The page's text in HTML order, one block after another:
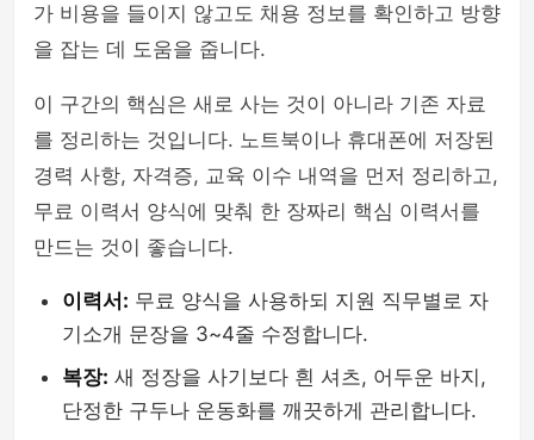
가 비용을 들이지 않고도 채용 정보를 확인하고 방향
을 잡는 데 도움을 줍니다.
이 구간의 핵심은 새로 사는 것이 아니라 기존 자료
를 정리하는 것입니다. 노트북이나 휴대폰에 저장된
경력 사항, 자격증, 교육 이수 내역을 먼저 정리하고,
무료 이력서 양식에 맞춰 한 장짜리 핵심 이력서를
만드는 것이 좋습니다.
이력서: 무료 양식을 사용하되 지원 직무별로 자
기소개 문장을 3~4줄 수정합니다.
복장: 새 정장을 사기보다 흰 셔츠, 어두운 바지,
단정한 구두나 운동화를 깨끗하게 관리합니다.